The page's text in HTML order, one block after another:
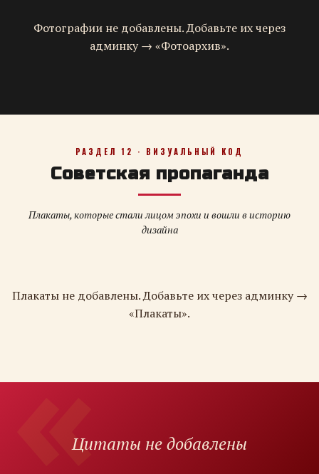
Фотографии не добавлены. Добавьте их через
админку → «Фотоархив».
РАЗДЕЛ 12 · ВИЗУАЛЬНЫЙ КОД
Советская пропаганда
Плакаты, которые стали лицом эпохи и вошли в историю
дизайна
Плакаты не добавлены. Добавьте их через админку →
«Плакаты».
Цитаты не добавлены